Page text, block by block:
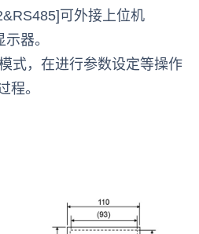
可外接上位机
器。
式，在进行参数设定等操作
程。